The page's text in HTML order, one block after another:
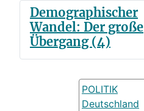
Demographischer
Wandel: Der große
Übergang (4)
POLITIK
Deutschland